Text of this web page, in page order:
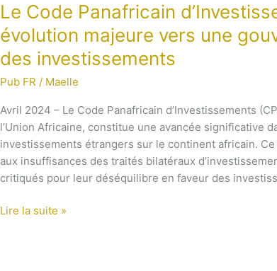
Le Code Panafricain
évolution majeure vers une
des investissements
Pub FR / Maelle
Avril 2024 – Le Code Panafricain d’Investissements
l’Union Africaine, constitue une avancée significative
investissements étrangers sur le continent africain.
aux insuffisances des traités bilatéraux
critiqués pour leur déséquilibre en faveur des
Le
Code
Panafricain
d’Investissements
:
évolution
majeure
vers
une
gouvernance
des
Lire la suite »